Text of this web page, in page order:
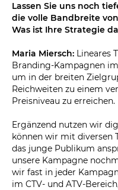
Lassen Sie uns noch
die volle Bandbreite von
Was ist Ihre Strategie
Maria Miersch: Lineares
Branding-Kampagnen
um in der breiten
Reichweiten zu einem
Preisniveau zu erreichen.
Ergänzend nutzen wir
können wir mit diversen
das junge Publikum
unsere Kampagne
wir fast in jeder
im CTV- und ATV-